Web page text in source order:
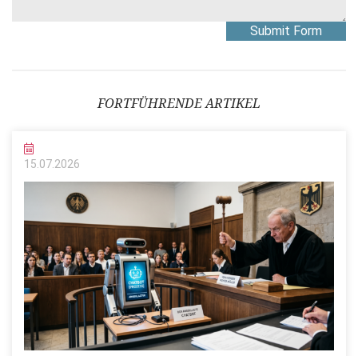
Submit Form
FORTFÜHRENDE ARTIKEL
15.07. 2026